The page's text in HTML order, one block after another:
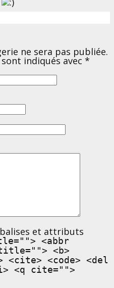
ne sera pas publiée.
indiqués avec *
et attributs
<abbr
<b>
<cite> <code> <del
<q cite="">